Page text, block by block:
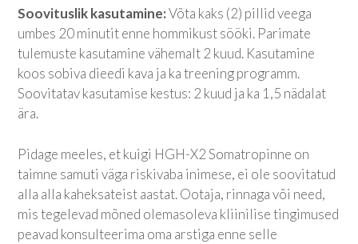
Soovituslik kasutamine:Võta kaks (2) pillid veega
umbes 20 minutit enne hommikust sööki. Parimate
tulemuste kasutamine vähemalt 2 kuud. Kasutamine
koos sobiva dieedi kava ja ka treening programm.
Soovitatav kasutamise kestus: 2 kuud ja ka 1,5 nädalat
ära.
Pidage meeles, et kuigi HGH-X2 Somatropinne on
taimne samuti väga riskivaba inimese, ei ole soovitatud
alla alla kaheksateist aastat. Ootaja, rinnaga või need,
mis tegelevad mõned olemasoleva kliinilise tingimused
peavad konsulteerima oma arstiga enne selle